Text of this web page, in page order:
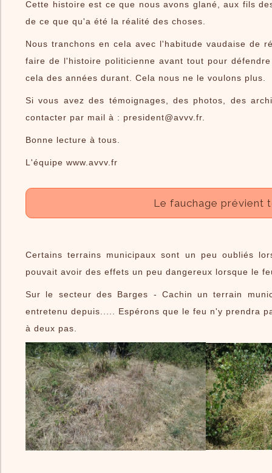
Cette histoire est ce que nous avons glané, aux fils
de ce que qu'a été la réalité des choses.
Nous tranchons en cela avec l'habitude vaudaise de
faire de l'histoire politicienne avant tout pour
cela des années durant. Cela nous ne le voulons plus.
Si vous avez des témoignages, des photos, des
contacter par mail à : president@avvv.fr.
Bonne lecture à tous.
L'équipe www.avvv.fr
Le fauchage prévient
Certains terrains municipaux sont un peu oubliés
pouvait avoir des effets un peu dangereux lorsque le
Sur le secteur des Barges - Cachin un terrain
entretenu depuis..... Espérons que le feu n'y prendra
à deux pas.